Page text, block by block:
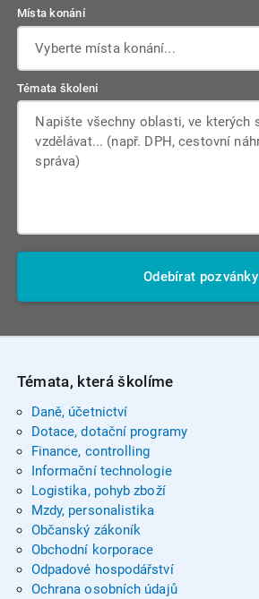
Místa konání
Vyberte místa konání...
Témata školení
Odebírat pozvánky
Témata, která školíme
Daně, účetnictví
Dotace, dotační programy
Finance, controlling
Informační technologie
Logistika, pohyb zboží
Mzdy, personalistika
Občanský zákoník
Obchodní korporace
Odpadové hospodářství
Ochrana osobních údajů